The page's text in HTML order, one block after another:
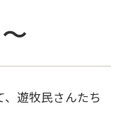
遊牧民さんたち